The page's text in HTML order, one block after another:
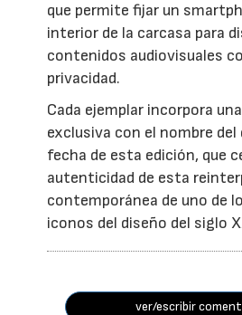
que permite fijar un
interior de la carcasa para
contenidos audiovisuales
privacidad.
Cada ejemplar incorpora
exclusiva con el nombre del
fecha de esta edición, que
autenticidad de esta
contemporánea de uno de
iconos del diseño del siglo
ver/escribir